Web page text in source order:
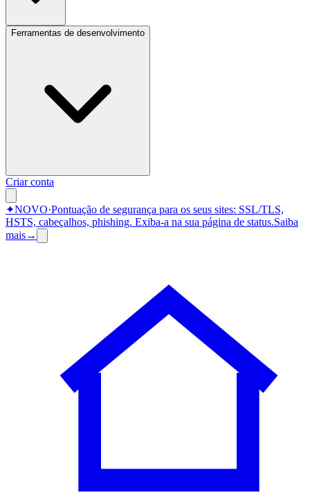
Ferramentas de desenvolvimento
Criar conta
✦NOVO·Pontuação de segurança para os seus sites: SSL/TLS,
HSTS, cabeçalhos, phishing. Exiba-a na sua página de status.Saiba
mais→